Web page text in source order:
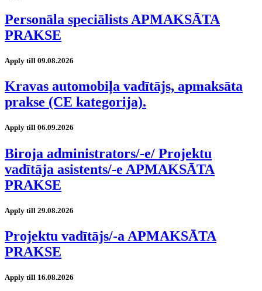
Personāla speciālists APMAKSĀTA
PRAKSE
Apply till 09.08.2026
Kravas automobiļa vadītājs, apmaksāta
prakse (CE kategorija).
Apply till 06.09.2026
Biroja administrators/-e/ Projektu
vadītāja asistents/-e APMAKSĀTA
PRAKSE
Apply till 29.08.2026
Projektu vadītājs/-a APMAKSĀTA
PRAKSE
Apply till 16.08.2026